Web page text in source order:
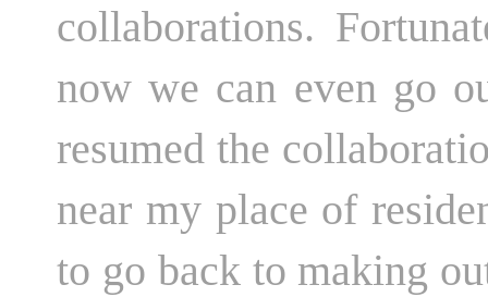
collaborations.
now we can even go
resumed the
near my place of
to go back to making